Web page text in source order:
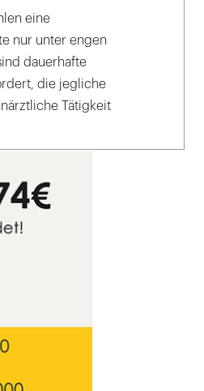
eine
nur unter engen
dauerhafte
die jegliche
Tätigkeit